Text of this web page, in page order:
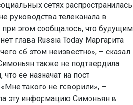
сетях распространилась
руководства телеканала в
этом сообщалось, что будущим
глава Russia Today Маргарита
об этом неизвестно», – сказал
также не подтвердила
ее назначат на пост
такого не говорили», –
эту информацию Симоньян в